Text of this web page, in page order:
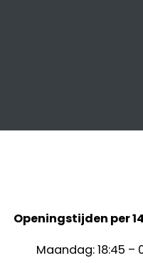
Openingstijden per
Maandag: 18:45 –